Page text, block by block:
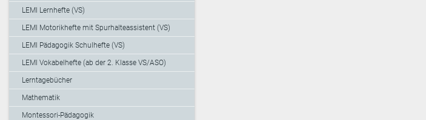
LEMI Lernhefte (VS)
LEMI Motorikhefte mit Spurhalteassistent (VS)
LEMI Pädagogik Schulhefte (VS)
LEMI Vokabelhefte (ab der 2. Klasse VS/ASO)
Lerntagebücher
Mathematik
Montessori-Pädagogik